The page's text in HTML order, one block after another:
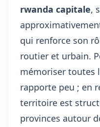
rwanda capitale,
qui renforce son
routier et urbain.
mémoriser toutes
rapporte peu ; en
territoire est
provinces autour